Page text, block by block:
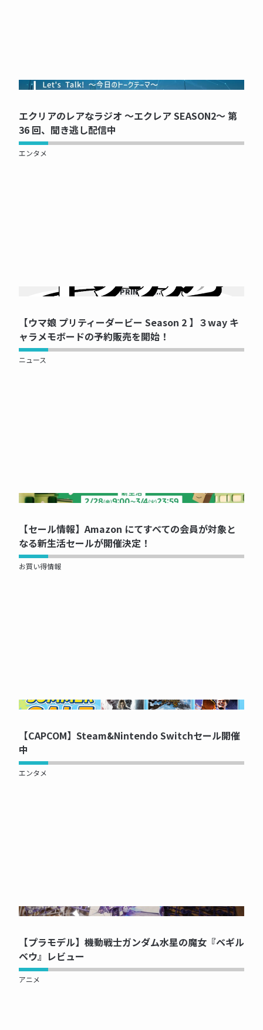
NOW PRINTING...
エクリアのレアなラジオ ～エクレア SEASON2～ 第
36 回、聞き逃し配信中
エンタメ
NOW PRINTING...
【ウマ娘 プリティーダービー Season 2 】３way キ
ャラメモボードの予約販売を開始！
ニュース
NOW PRINTING...
【セール情報】Amazon にてすべての会員が対象と
なる新生活セールが開催決定！
お買い得情報
NOW PRINTING...
【CAPCOM】Steam&Nintendo Switchセール開催
中
エンタメ
NOW PRINTING...
【プラモデル】機動戦士ガンダム水星の魔女『ベギル
ベウ』レビュー
アニメ